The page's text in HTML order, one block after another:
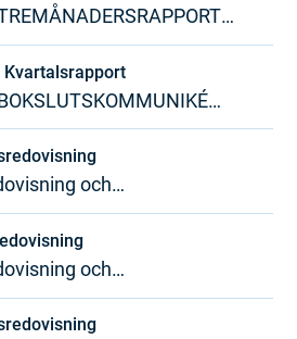
2009
Kvartalsrapport
2008
och
2025
och
2024